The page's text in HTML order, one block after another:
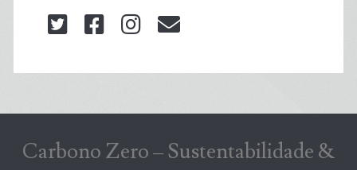
twitterfacebookinstagram
Carbono Zero – Sustentabilidade &